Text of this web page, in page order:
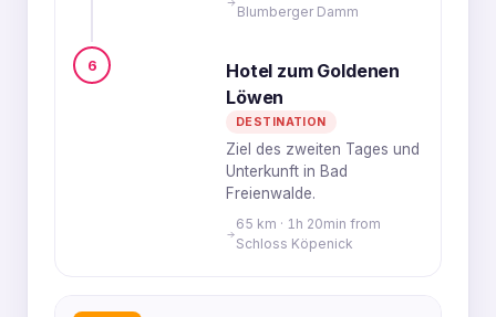
Blumberger Damm
6
Hotel zum Goldenen
Löwen
DESTINATION
Ziel des zweiten Tages und
Unterkunft in Bad
Freienwalde.
65 km · 1h 20min from
Schloss Köpenick